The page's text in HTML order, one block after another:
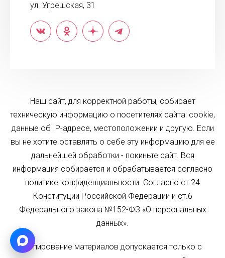
ул. Угрешская, 31
Наш сайт, для корректной работы, собирает
техническую информацию о посетителях сайта: cookie,
данные об IP-адресе, местоположении и другую. Если
вы не хотите оставлять о себе эту информацию для ее
дальнейшей обработки - покиньте сайт. Вся
информация собирается и обрабатывается согласно
политике конфиденциальности. Согласно ст.24
Конституции Российской Федерации и ст.6
Федерального закона №152-ФЗ «О персональных
данных».
Копирование материалов допускается только с